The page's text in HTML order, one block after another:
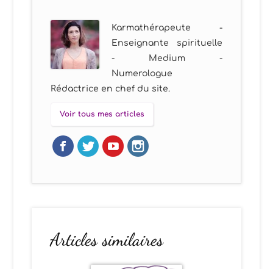
Karmathérapeute -
Enseignante spirituelle
- Medium -
Numerologue
Rédactrice en chef du site.
Voir tous mes articles
Articles similaires